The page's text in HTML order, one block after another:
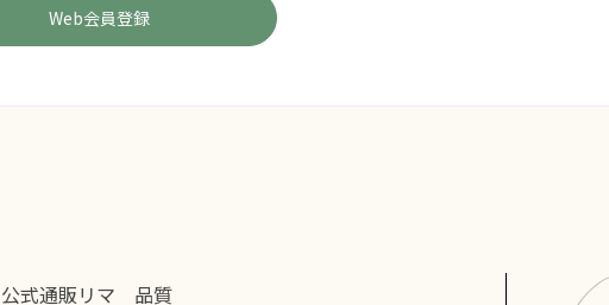
公式通販リマ 品質